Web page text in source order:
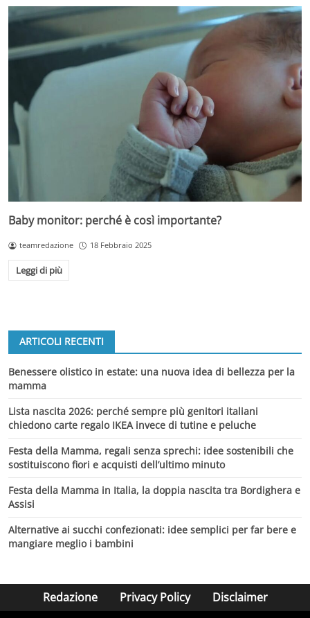
Baby monitor: perché è così importante?
teamredazione 18 Febbraio 2025
Leggi di più
ARTICOLI RECENTI
Benessere olistico in estate: una nuova idea di bellezza per la
mamma
Lista nascita 2026: perché sempre più genitori italiani
chiedono carte regalo IKEA invece di tutine e peluche
Festa della Mamma, regali senza sprechi: idee sostenibili che
sostituiscono fiori e acquisti dell’ultimo minuto
Festa della Mamma in Italia, la doppia nascita tra Bordighera e
Assisi
Alternative ai succhi confezionati: idee semplici per far bere e
mangiare meglio i bambini
Redazione Privacy Policy Disclaimer